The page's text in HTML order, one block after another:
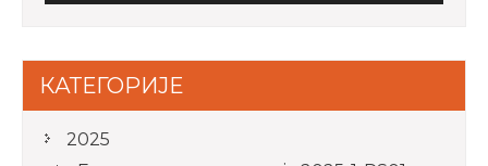
КАТЕГОРИЈЕ
2025